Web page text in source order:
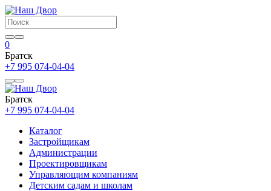
0
Братск
+7 995 074-04-04
Братск
+7 995 074-04-04
Каталог
Застройщикам
Администрации
Проектировщикам
Управляющим компаниям
Детским садам и школам